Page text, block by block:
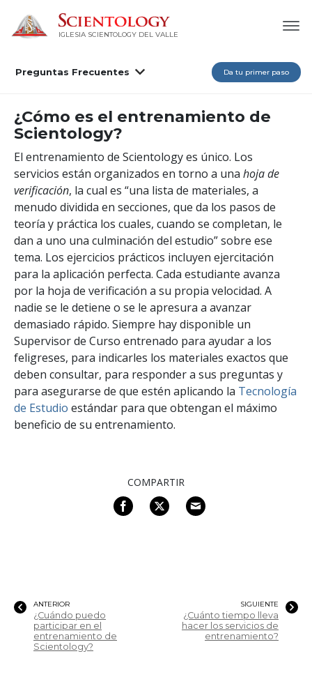
IGLESIA SCIENTOLOGY DEL VALLE
Preguntas Frecuentes Da tu primer paso
¿Cómo es el entrenamiento de
Scientology?
El entrenamiento de Scientology es único. Los
servicios están organizados en torno a una hoja de
verificación, la cual es “una lista de materiales, a
menudo dividida en secciones, que da los pasos de
teoría y práctica los cuales, cuando se completan, le
dan a uno una culminación del estudio” sobre ese
tema. Los ejercicios prácticos incluyen ejercitación
para la aplicación perfecta. Cada estudiante avanza
por la hoja de verificación a su propia velocidad. A
nadie se le detiene o se le apresura a avanzar
demasiado rápido. Siempre hay disponible un
Supervisor de Curso entrenado para ayudar a los
feligreses, para indicarles los materiales exactos que
deben consultar, para responder a sus preguntas y
para asegurarse de que estén aplicando la Tecnología
de Estudio estándar para que obtengan el máximo
beneficio de su entrenamiento.
COMPARTIR
ANTERIOR
¿Cuándo puedo
participar en el
entrenamiento de
Scientology?
SIGUIENTE
¿Cuánto tiempo lleva
hacer los servicios de
entrenamiento?